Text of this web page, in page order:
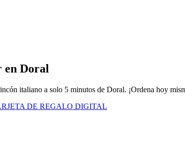
Doral
italiano a solo 5 minutos de Doral. ¡Ordena hoy
DE REGALO DIGITAL